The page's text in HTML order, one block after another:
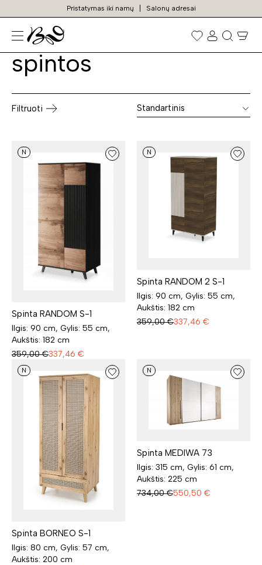
Pristatymas iki namų Salonų adresai
Prekių
paieška
Prieškambario
spintos
Filtruoti Standartinis
N
Spinta RANDOM S-1
Ilgis: 90 cm, Gylis: 55 cm,
Aukštis: 182 cm
359,00 €337,46 €
N
Spinta RANDOM 2 S-1
Ilgis: 90 cm, Gylis: 55 cm,
Aukštis: 182 cm
359,00 €337,46 €
N
Spinta BORNEO S-1
Ilgis: 80 cm, Gylis: 57 cm,
Aukštis: 200 cm
N
Spinta MEDIWA 73
Ilgis: 315 cm, Gylis: 61 cm,
Aukštis: 225 cm
734,00 €550,50 €